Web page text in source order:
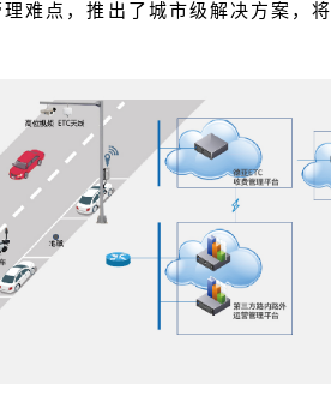
难点，推出了城市级解决方案，将